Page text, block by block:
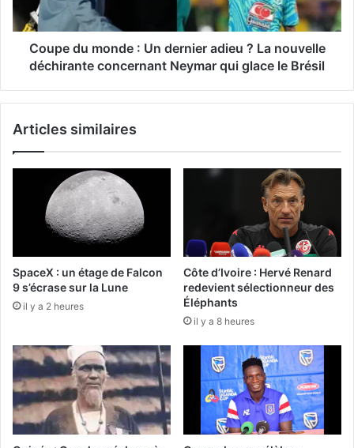
Coupe du monde : Un dernier adieu ? La nouvelle
déchirante concernant Neymar qui glace le Brésil
Articles similaires
SpaceX : un étage de Falcon
9 s’écrase sur la Lune
il y a 2 heures
Côte d’Ivoire : Hervé Renard
redevient sélectionneur des
Éléphants
il y a 8 heures